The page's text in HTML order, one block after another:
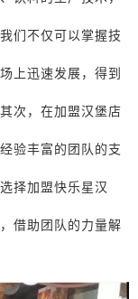
们不仅可以掌握技
上迅速发展，得到
次，在加盟汉堡店
验丰富的团队的支
择加盟快乐星汉
借助团队的力量解